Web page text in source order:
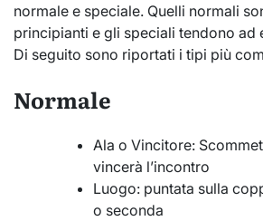
normale e speciale. Quelli normali
principianti e gli speciali tendono ad
Di seguito sono riportati i tipi più
Normale
Ala o Vincitore:
vincerà l’incontro
Luogo: puntata sulla
o seconda